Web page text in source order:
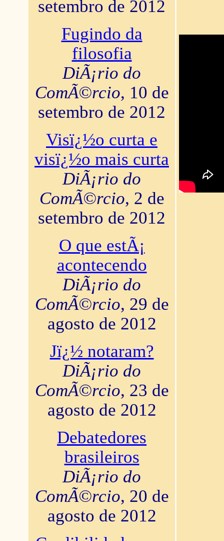
setembro de 2012
Fugindo da
filosofia
DiÃ¡rio do
ComÃ©rcio, 10 de
setembro de 2012
Visï¿½o curta e
visï¿½o mais curta
DiÃ¡rio do
ComÃ©rcio, 2 de
setembro de 2012
O que estÃ¡
acontecendo
DiÃ¡rio do
ComÃ©rcio, 29 de
agosto de 2012
Jï¿½ notaram?
DiÃ¡rio do
ComÃ©rcio, 23 de
agosto de 2012
Debatedores
brasileiros
DiÃ¡rio do
ComÃ©rcio, 20 de
agosto de 2012